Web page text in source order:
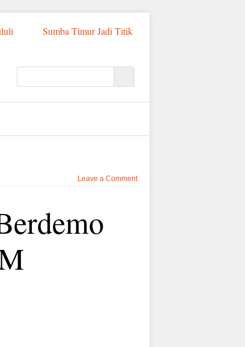
Sumba Timur Jadi Titik
Udang Terintegrasi di
Utama
Tiga Menteri Naik
Leave a Comment